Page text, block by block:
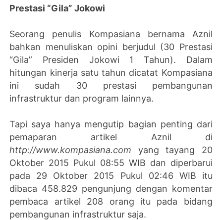
Prestasi “Gila” Jokowi
Seorang penulis Kompasiana bernama Aznil
bahkan menuliskan opini berjudul (30 Prestasi
“Gila” Presiden Jokowi 1 Tahun). Dalam
hitungan kinerja satu tahun dicatat Kompasiana
ini sudah 30 prestasi pembangunan
infrastruktur dan program lainnya.
Tapi saya hanya mengutip bagian penting dari
pemaparan artikel Aznil di
http://www.kompasiana.com yang tayang 20
Oktober 2015 Pukul 08:55 WIB dan diperbarui
pada 29 Oktober 2015 Pukul 02:46 WIB itu
dibaca 458.829 pengunjung dengan komentar
pembaca artikel 208 orang itu pada bidang
pembangunan infrastruktur saja.